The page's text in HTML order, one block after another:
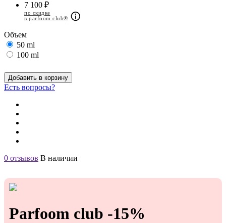
7 100 ₽
по скидке
в parfoom club®
Объем
50 ml
100 ml
Добавить в корзину
Есть вопросы?
0 отзывов В наличии
Parfoom club -15%